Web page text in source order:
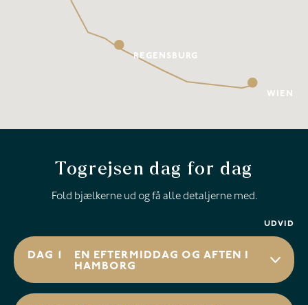
REGENSBURG
WIEN
Togrejsen dag for dag
Fold bjælkerne ud og få alle detaljerne med.
UDVID
DAG 1
EN EFTERMIDDAG OG AFTEN I
HAMBORG